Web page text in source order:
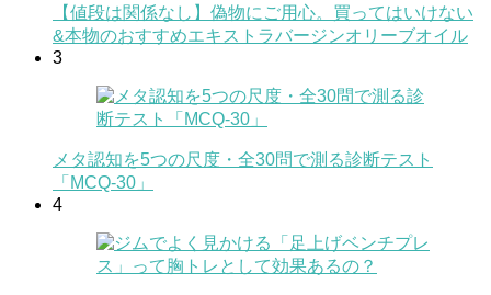
【値段は関係なし】偽物にご用心。買ってはいけない
&本物のおすすめエキストラバージンオリーブオイル
3
メタ認知を5つの尺度・全30問で測る診断テスト
「MCQ-30」
4